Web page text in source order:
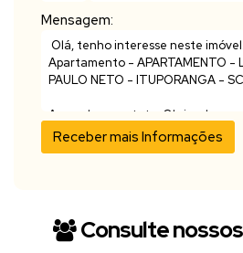
Mensagem:
Consulte